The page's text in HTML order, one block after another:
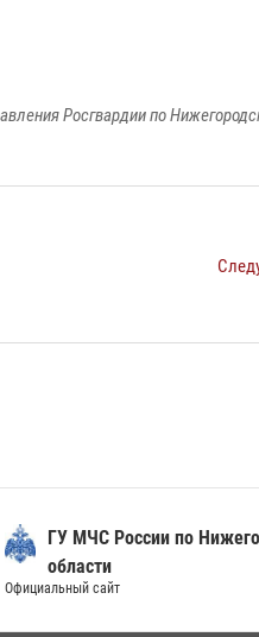
Росгвардии по
ГУ МЧС России по
области
Официальный сайт